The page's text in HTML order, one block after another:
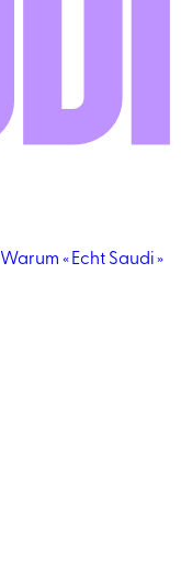
Warum « Echt Saudi »